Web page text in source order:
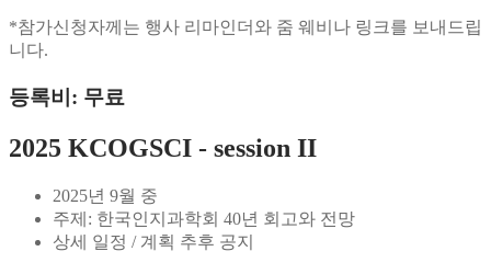
*참가신청자께는 행사 리마인더와 줌 웨비나 링크를 보내드립
니다.
등록비: 무료
2025 KCOGSCI - session II
2025년 9월 중
주제: 한국인지과학회 40년 회고와 전망
상세 일정 / 계획 추후 공지